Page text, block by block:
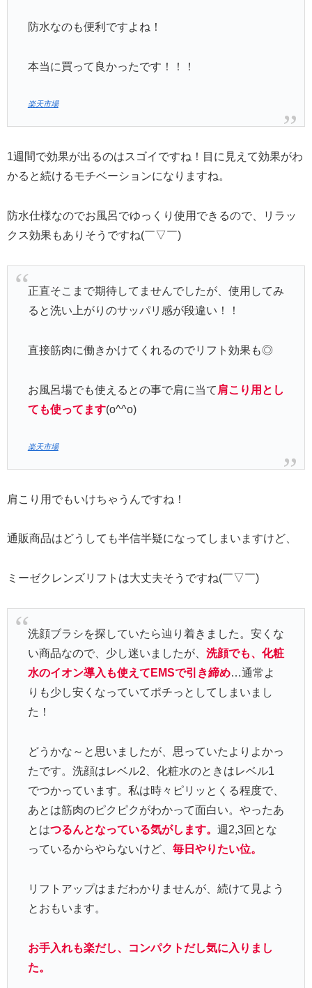
防水なのも便利ですよね！
本当に買って良かったです！！！
楽天市場
1週間で効果が出るのはスゴイですね！目に見えて効果がわ
かると続けるモチベーションになりますね。
防水仕様なのでお風呂でゆっくり使用できるので、リラッ
クス効果もありそうですね(￣▽￣)
正直そこまで期待してませんでしたが、使用してみ
ると洗い上がりのサッパリ感が段違い！！
直接筋肉に働きかけてくれるのでリフト効果も◎
お風呂場でも使えるとの事で肩に当て 肩こり用とし
ても使ってます(o^^o)
楽天市場
肩こり用でもいけちゃうんですね！
通販商品はどうしても半信半疑になってしまいますけど、
ミーゼクレンズリフトは大丈夫そうですね(￣▽￣)
洗顔ブラシを探していたら辿り着きました。安くな
い商品なので、少し迷いましたが、 洗顔でも、化粧
水のイオン導入も使えてEMSで引き締め…通常よ
りも少し安くなっていてポチっとしてしまいまし
た！
どうかな～と思いましたが、思っていたよりよかっ
たです。洗顔はレベル2、化粧水のときはレベル1
でつかっています。私は時々ピリッとくる程度で、
あとは筋肉のピクピクがわかって面白い。やったあ
とはつるんとなっている気がします。 週2,3回とな
っているからやらないけど、 毎日やりたい位。
リフトアップはまだわかりませんが、続けて見よう
とおもいます。
お手入れも楽だし、コンパクトだし気に入りまし
た。